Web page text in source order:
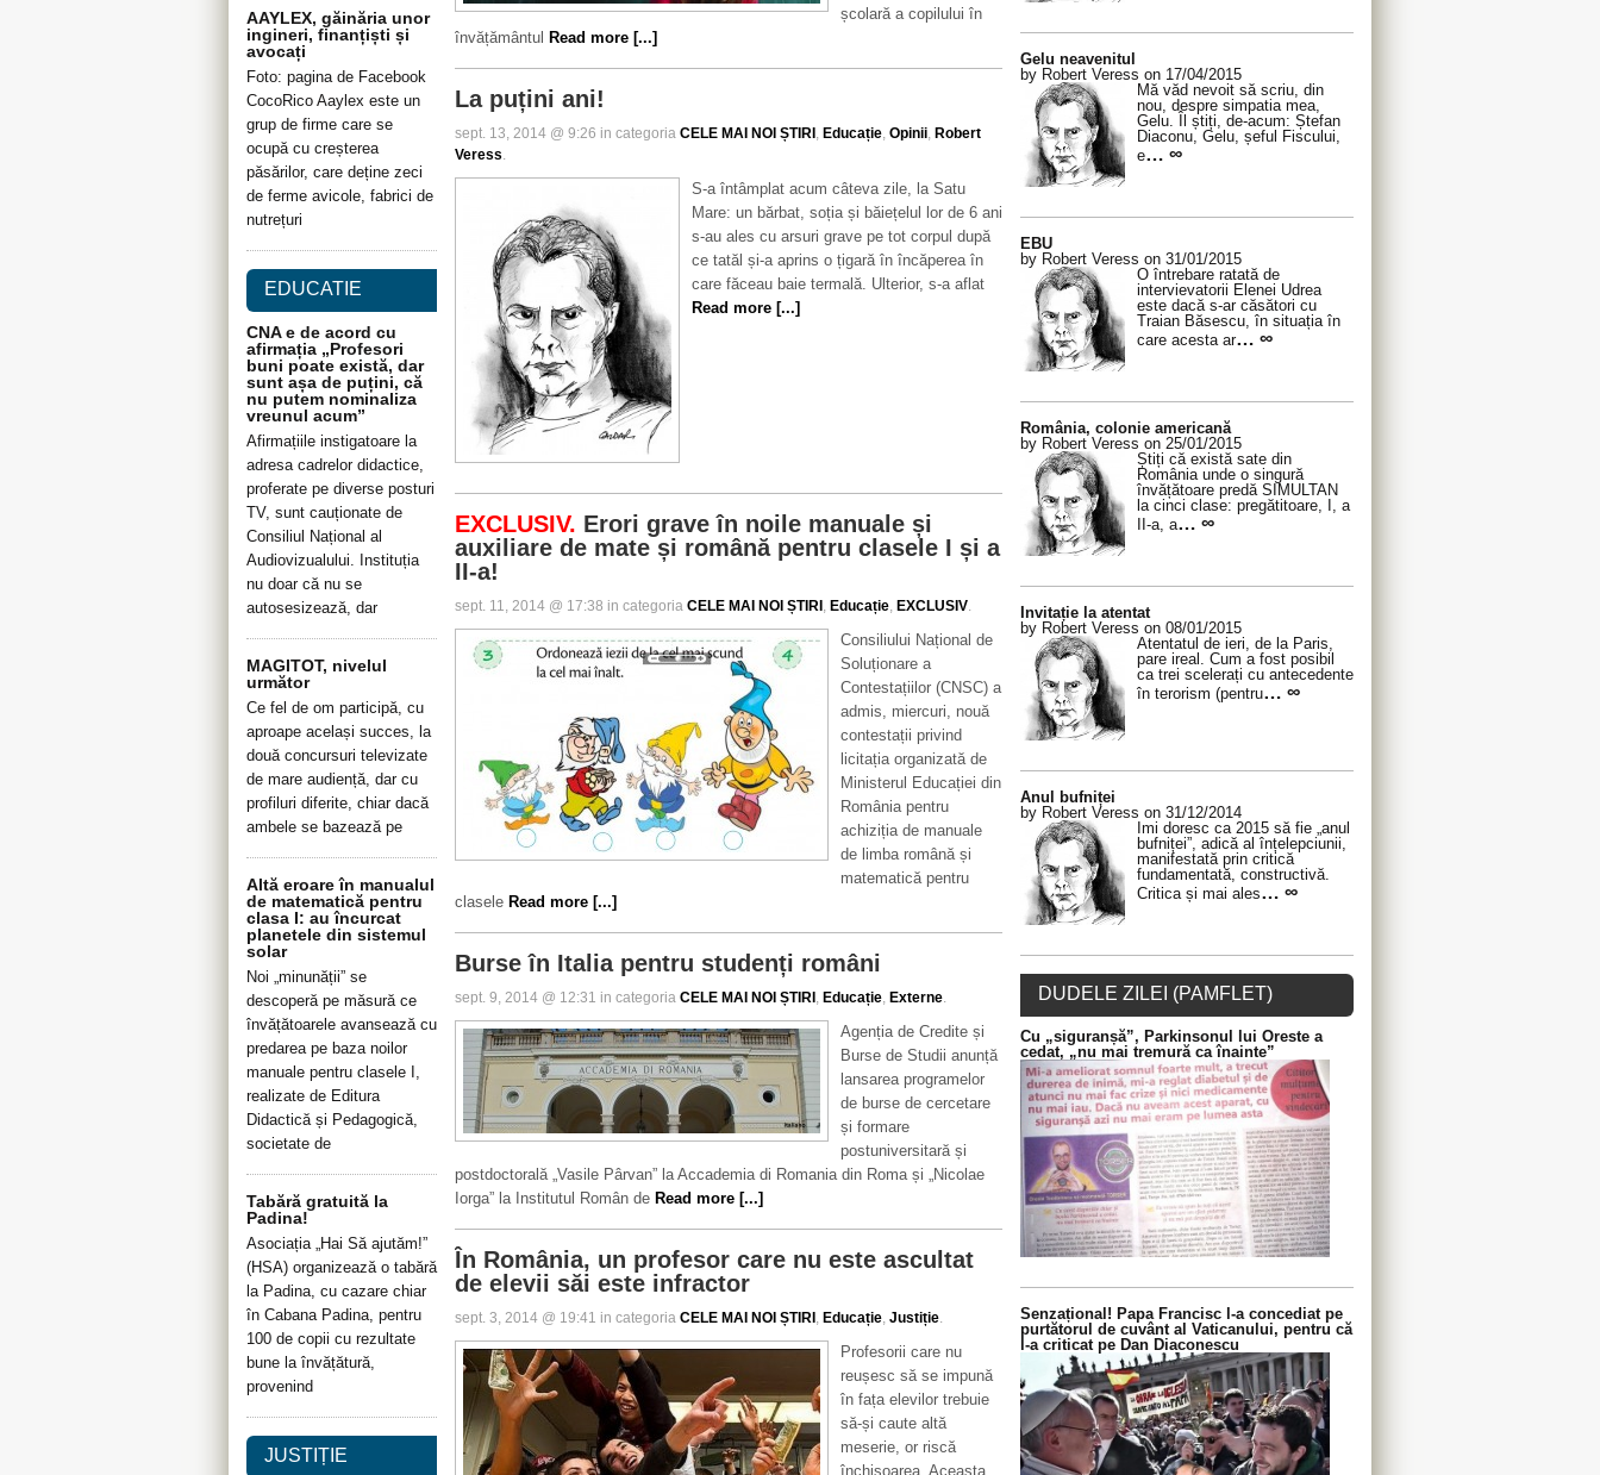
școlară a copilului în
învățământul Read more [...]
La puțini ani!
sept. 13, 2014 @ 9:26 in categoria CELE MAI NOI ȘTIRI , Educație, Opinii, Robert
Veress.
S-a întâmplat acum câteva zile, la Satu
Mare: un bărbat, soția și băiețelul lor de 6 ani
s-au ales cu arsuri grave pe tot corpul după
ce tatăl și-a aprins o țigară în încăperea în
care făceau baie termală. Ulterior, s-a aflat
Read more [...]
EXCLUSIV. Erori grave în noile manuale și
auxiliare de mate și română pentru clasele I și a
II-a!
sept. 11, 2014 @ 17:38 in categoria CELE MAI NOI ȘTIRI , Educație, EXCLUSIV.
Consiliului Național de
Soluționare a
Contestațiilor (CNSC) a
admis, miercuri, nouă
contestații privind
licitația organizată de
Ministerul Educației din
România pentru
achiziția de manuale
de limba română și
matematică pentru
clasele Read more [...]
Burse în Italia pentru studenți români
sept. 9, 2014 @ 12:31 in categoria CELE MAI NOI ȘTIRI , Educație, Externe.
Agenția de Credite și
Burse de Studii anunță
lansarea programelor
de burse de cercetare
și formare
postuniversitară și
postdoctorală „Vasile Pârvan” la Accademia di Romania din Roma și „Nicolae
Iorga” la Institutul Român de Read more [...]
În România, un profesor care nu este ascultat
de elevii săi este infractor
sept. 3, 2014 @ 19:41 in categoria CELE MAI NOI ȘTIRI , Educație, Justiție.
Profesorii care nu
reușesc să se impună
în fața elevilor trebuie
să-și caute altă
meserie, or riscă
închisoarea. Aceasta
AAYLEX, găinăria unor
ingineri, finanțiști și
avocați
Foto: pagina de Facebook
CocoRico Aaylex este un
grup de firme care se
ocupă cu creșterea
păsărilor, care deține zeci
de ferme avicole, fabrici de
nutrețuri
EDUCATIE
CNA e de acord cu
afirmația „Profesori
buni poate există, dar
sunt așa de puțini, că
nu putem nominaliza
vreunul acum”
Afirmațiile instigatoare la
adresa cadrelor didactice,
proferate pe diverse posturi
TV, sunt cauționate de
Consiliul Național al
Audiovizualului. Instituția
nu doar că nu se
autosesizează, dar
MAGITOT, nivelul
următor
Ce fel de om participă, cu
aproape același succes, la
două concursuri televizate
de mare audiență, dar cu
profiluri diferite, chiar dacă
ambele se bazează pe
Altă eroare în manualul
de matematică pentru
clasa I: au încurcat
planetele din sistemul
solar
Noi „minunății” se
descoperă pe măsură ce
învățătoarele avansează cu
predarea pe baza noilor
manuale pentru clasele I,
realizate de Editura
Didactică și Pedagogică,
societate de
Tabără gratuită la
Padina!
Asociația „Hai Să ajutăm!”
(HSA) organizează o tabără
la Padina, cu cazare chiar
în Cabana Padina, pentru
100 de copii cu rezultate
bune la învățătură,
provenind
JUSTIȚIE
Gelu neavenitul
by Robert Veress on 17/04/2015
Mă văd nevoit să scriu, din
nou, despre simpatia mea,
Gelu. Îl știți, de-acum: Ștefan
Diaconu, Gelu, șeful Fiscului,
e… ∞
EBU
by Robert Veress on 31/01/2015
O întrebare ratată de
intervievatorii Elenei Udrea
este dacă s-ar căsători cu
Traian Băsescu, în situația în
care acesta ar… ∞
România, colonie americană
by Robert Veress on 25/01/2015
Știți că există sate din
România unde o singură
învățătoare predă SIMULTAN
la cinci clase: pregătitoare, I, a
II-a, a… ∞
Invitație la atentat
by Robert Veress on 08/01/2015
Atentatul de ieri, de la Paris,
pare ireal. Cum a fost posibil
ca trei scelerați cu antecedente
în terorism (pentru… ∞
Anul bufniței
by Robert Veress on 31/12/2014
Îmi doresc ca 2015 să fie „anul
bufniței”, adică al înțelepciunii,
manifestată prin critică
fundamentată, constructivă.
Critica și mai ales… ∞
DUDELE ZILEI (PAMFLET)
Cu „siguranșă”, Parkinsonul lui Oreste a
cedat, „nu mai tremură ca înainte”
Senzațional! Papa Francisc l-a concediat pe
purtătorul de cuvânt al Vaticanului, pentru că
l-a criticat pe Dan Diaconescu